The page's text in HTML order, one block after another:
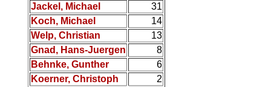
Jackel, Michael
31
Koch, Michael
14
Welp, Christian
13
Gnad, Hans-Juergen
8
Behnke, Gunther
6
Koerner, Christoph
2